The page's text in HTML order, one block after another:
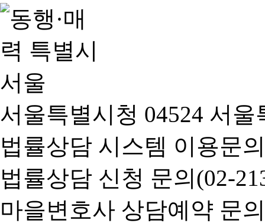
서울특별시청 04524 서
법률상담 시스템 이용문
법률상담 신청 문의(02-
마을변호사 상담예약 문